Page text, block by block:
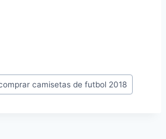
camisetas de futbol 2018